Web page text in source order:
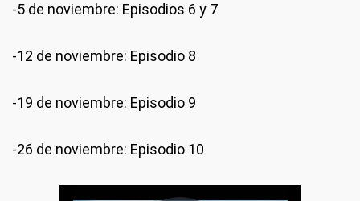
-5 de noviembre: Episodios 6 y 7
-12 de noviembre: Episodio 8
-19 de noviembre: Episodio 9
-26 de noviembre: Episodio 10